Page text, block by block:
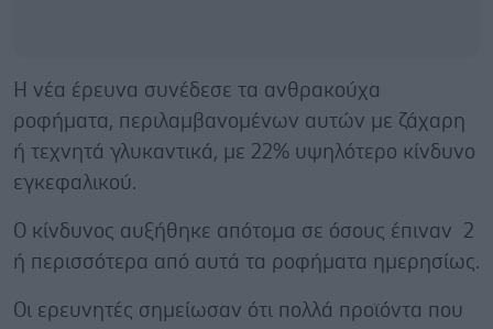
Η νέα έρευνα συνέδεσε τα ανθρακούχα
ροφήματα, περιλαμβανομένων αυτών με ζάχαρη
ή τεχνητά γλυκαντικά, με 22% υψηλότερο κίνδυνο
εγκεφαλικού.
Ο κίνδυνος αυξήθηκε απότομα σε όσους έπιναν 2
ή περισσότερα από αυτά τα ροφήματα ημερησίως.
Οι ερευνητές σημείωσαν ότι πολλά προϊόντα που